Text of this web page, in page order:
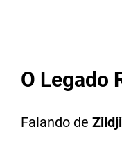
O Legado
Falando de